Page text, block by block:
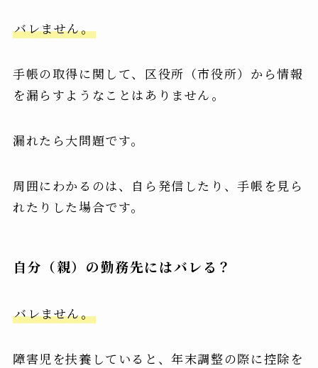
バレません。
手帳の取得に関して、区役所（市役所）から情報
を漏らすようなことはありません。
漏れたら大問題です。
周囲にわかるのは、自ら発信したり、手帳を見ら
れたりした場合です。
自分（親）の勤務先にはバレる？
バレません。
障害児を扶養していると、年末調整の際に控除を